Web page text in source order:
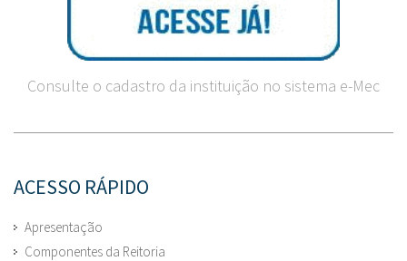
Consulte o cadastro da instituição no sistema e-Mec
ACESSO RÁPIDO
Apresentação
Componentes da Reitoria